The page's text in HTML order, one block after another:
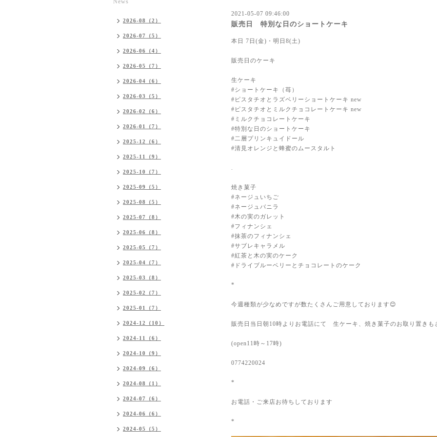
2021-05-07 09:46:00
販売日 特別な日のショートケーキ
本日 7日(金)・明日8(土)
販売日のケーキ
生ケーキ
#ショートケーキ（苺）
#ピスタチオとラズベリーショートケーキ new
#ピスタチオとミルクチョコレートケーキ new
#ミルクチョコレートケーキ
#特別な日のショートケーキ
#二層プリンキュイドール
#清見オレンジと蜂蜜のムースタルト
.
焼き菓子
#ネージュいちご
#ネージュバニラ
#木の実のガレット
#フィナンシェ
#抹茶のフィナンシェ
#サブレキャラメル
#紅茶と木の実のケーク
#ドライブルーベリーとチョコレートのケーク
*
今週種類が少なめですが数たくさんご用意しております😊
販売日当日朝10時よりお電話にて 生ケーキ、焼き菓子のお取り置きも
(open11時～17時)
0774220024
*
お電話・ご来店お待ちしております
*
News
2026-08（2）
2026-07（5）
2026-06（4）
2026-05（7）
2026-04（6）
2026-03（5）
2026-02（6）
2026-01（7）
2025-12（6）
2025-11（9）
2025-10（7）
2025-09（5）
2025-08（5）
2025-07（8）
2025-06（8）
2025-05（7）
2025-04（7）
2025-03（8）
2025-02（7）
2025-01（7）
2024-12（10）
2024-11（6）
2024-10（9）
2024-09（6）
2024-08（1）
2024-07（6）
2024-06（6）
2024-05（5）